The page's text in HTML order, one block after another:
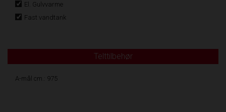
El. Gulvvarme
Fast vandtank
Telttilbehør
A-mål cm.: 975